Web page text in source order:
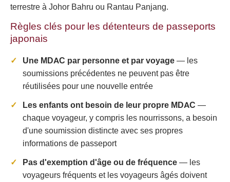
terrestre à Johor Bahru ou Rantau Panjang.
Règles clés pour les détenteurs de passeports
japonais
Une MDAC par personne et par voyage— les
soumissions précédentes ne peuvent pas être
réutilisées pour une nouvelle entrée
Les enfants ont besoin de leur propre MDAC —
chaque voyageur, y compris les nourrissons, a besoin
d'une soumission distincte avec ses propres
informations de passeport
Pas d'exemption d'âge ou de fréquence— les
voyageurs fréquents et les voyageurs âgés doivent